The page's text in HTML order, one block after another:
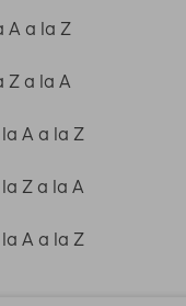
A a la Z
Z a la A
A a la Z
Z a la A
A a la Z